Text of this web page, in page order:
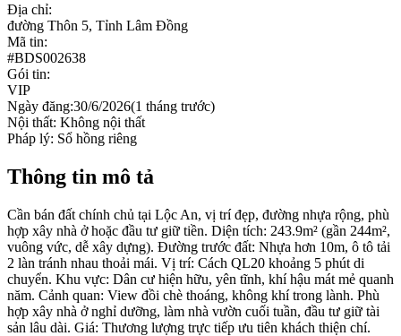
Địa chỉ:
đường Thôn 5, Tỉnh Lâm Đồng
Mã tin:
#BDS002638
Gói tin:
VIP
Ngày đăng:30/6/2026(1 tháng trước)
Nội thất: Không nội thất
Pháp lý: Sổ hồng riêng
Thông tin mô tả
Cần bán đất chính chủ tại Lộc An, vị trí đẹp, đường nhựa rộng, phù
hợp xây nhà ở hoặc đầu tư giữ tiền. Diện tích: 243.9m² (gần 244m²,
vuông vức, dễ xây dựng). Đường trước đất: Nhựa hơn 10m, ô tô tải
2 làn tránh nhau thoải mái. Vị trí: Cách QL20 khoảng 5 phút di
chuyển. Khu vực: Dân cư hiện hữu, yên tĩnh, khí hậu mát mẻ quanh
năm. Cảnh quan: View đồi chè thoáng, không khí trong lành. Phù
hợp xây nhà ở nghỉ dưỡng, làm nhà vườn cuối tuần, đầu tư giữ tài
sản lâu dài. Giá: Thương lượng trực tiếp ưu tiên khách thiện chí.